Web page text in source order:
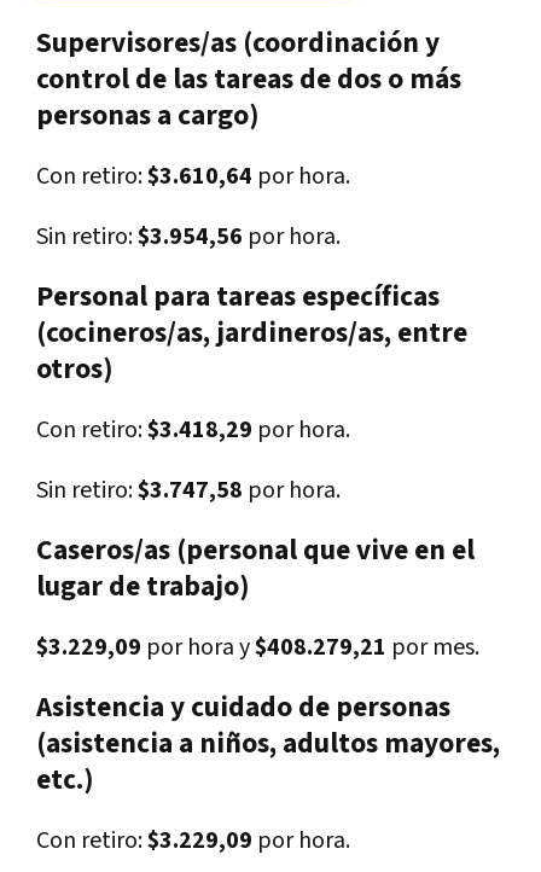
Supervisores/as (coordinación y
control de las tareas de dos o más
personas a cargo)
Con retiro:$3.610,64 por hora.
Sin retiro:$3.954,56 por hora.
Personal para tareas específicas
(cocineros/as, jardineros/as, entre
otros)
Con retiro:$3.418,29 por hora.
Sin retiro:$3.747,58 por hora.
Caseros/as (personal que vive en el
lugar de trabajo)
$3.229,09 por hora y$408.279,21 por mes.
Asistencia y cuidado de personas
(asistencia a niños, adultos mayores,
etc.)
Con retiro:$3.229,09 por hora.